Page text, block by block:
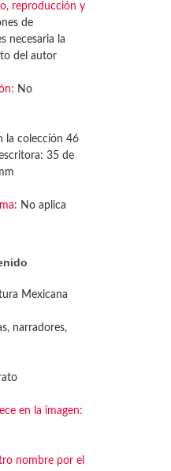
reproducción y
de
necesaria la
del autor
No
la colección 46
35 de
No aplica
Mexicana
narradores,
en la imagen:
nombre por el